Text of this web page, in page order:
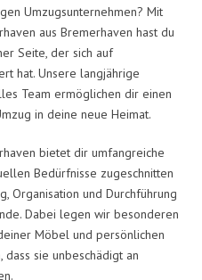
Umzugsunternehmen? Mit
aus Bremerhaven hast du
Seite, der sich auf
hat. Unsere langjährige
Team ermöglichen dir einen
in deine neue Heimat.
bietet dir umfangreiche
Bedürfnisse zugeschnitten
Organisation und Durchführung
Dabei legen wir besonderen
Möbel und persönlichen
sie unbeschädigt an